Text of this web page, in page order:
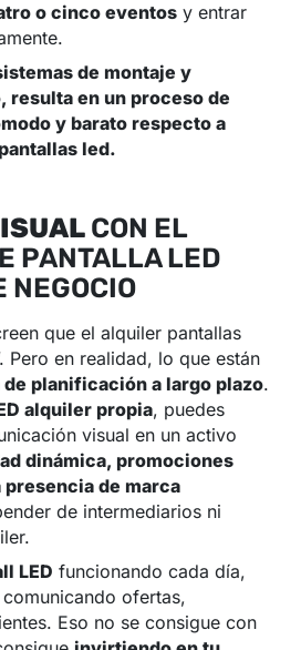
o cinco eventos y entrar
de montaje y
resulta en un proceso de
y barato respecto a
led.
CON EL
PANTALLA LED
NEGOCIO
que el alquiler pantallas
Pero en realidad, lo que están
de planificación a largo plazo.
alquiler propia, puedes
visual en un activo
dinámica, promociones
presencia de marca
de intermediarios ni
LED funcionando cada día,
ofertas,
Eso no se consigue con